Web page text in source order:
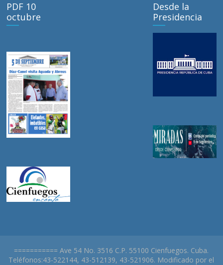
PDF 10
octubre
Desde la
Presidencia
=========== Ave 54 No. 3516 C.P. 55100 Cienfuegos. Cuba.
Teléfonos:43-522144, 43-512139, 43-521906. Modificado por el